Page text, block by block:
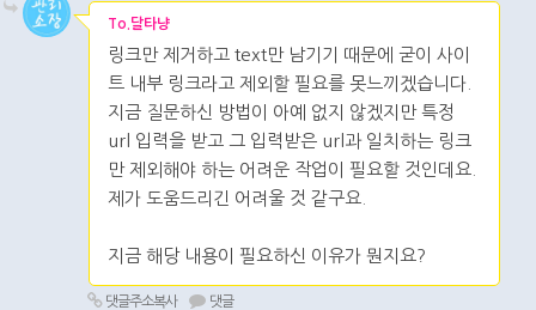
To.달타냥
링크만 제거하고 text만 남기기 때문에 굳이 사이
트 내부 링크라고 제외할 필요를 못느끼겠습니다.
지금 질문하신 방법이 아예 없지 않겠지만 특정
url 입력을 받고 그 입력받은 url과 일치하는 링크
만 제외해야 하는 어려운 작업이 필요할 것인데요.
제가 도움드리긴 어려울 것 같구요.
지금 해당 내용이 필요하신 이유가 뭔지요?
댓글주소복사 댓글